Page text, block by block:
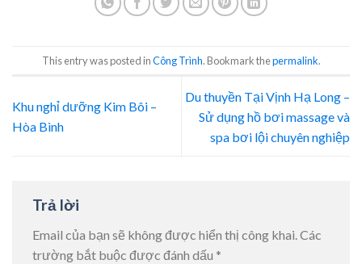
This entry was posted inCông Trình. Bookmark thepermalink.
Khu nghỉ dưỡng Kim Bôi –
Hòa Bình
Du thuyền Tại Vịnh Hạ Long –
Sử dụng hồ bơi massage và
spa bơi lội chuyên nghiệp
Trả lời
Email của bạn sẽ không được hiển thị công khai.Các
trường bắt buộc được đánh dấu *